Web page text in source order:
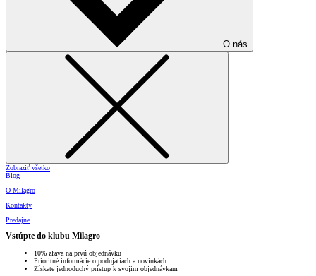
O nás
Zobraziť všetko
Blog
O Milagro
Kontakty
Predajne
Vstúpte do klubu Milagro
10% zľava na prvú objednávku
Prioritné informácie o podujatiach a novinkách
Získate jednoduchý prístup k svojim objednávkam